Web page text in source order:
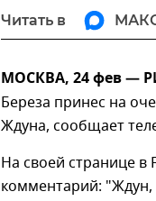
Читать в
МОСКВА, 24 фев —
Береза принес на
Ждуна, сообщает
На своей странице
комментарий: "Ждун,